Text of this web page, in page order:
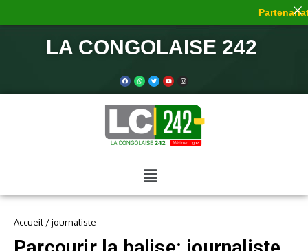
LA CONGOLAISE 242
Accueil /journaliste
Partenariat